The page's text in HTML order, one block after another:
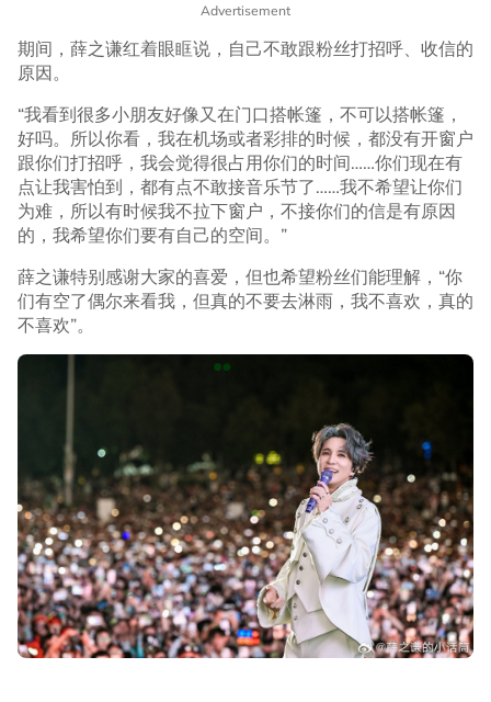
Advertisement
期间，薛之谦红着眼眶说，自己不敢跟粉丝打招呼、收信的
原因。
“我看到很多小朋友好像又在门口搭帐篷，不可以搭帐篷，
好吗。所以你看，我在机场或者彩排的时候，都没有开窗户
跟你们打招呼，我会觉得很占用你们的时间……你们现在有
点让我害怕到，都有点不敢接音乐节了……我不希望让你们
为难，所以有时候我不拉下窗户，不接你们的信是有原因
的，我希望你们要有自己的空间。”
薛之谦特别感谢大家的喜爱，但也希望粉丝们能理解，“你
们有空了偶尔来看我，但真的不要去淋雨，我不喜欢，真的
不喜欢”。